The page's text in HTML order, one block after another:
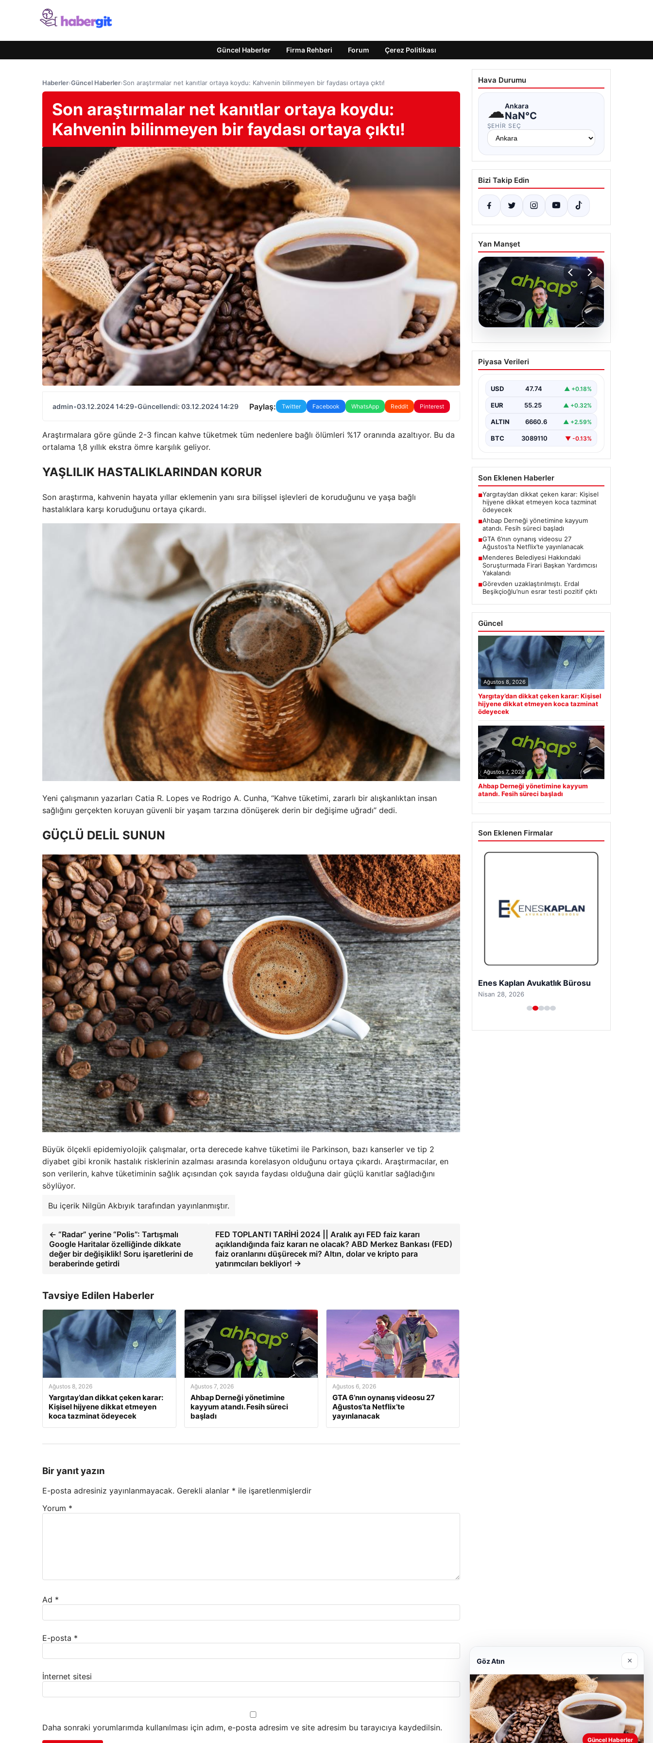
Güncel Haberler Firma Rehberi Forum Çerez Politikası
Haberler›Güncel Haberler›Son araştırmalar net kanıtlar ortaya koydu: Kahvenin bilinmeyen bir faydası ortaya çıktı!
Son araştırmalar net kanıtlar ortaya koydu:
Kahvenin bilinmeyen bir faydası ortaya çıktı!
admin•03.12.2024 14:29•Güncellendi: 03.12.2024 14:29 Paylaş: Twitter Facebook WhatsApp Reddit Pinterest
Araştırmalara göre günde 2-3 fincan kahve tüketmek tüm nedenlere bağlı ölümleri %17 oranında azaltıyor. Bu da
ortalama 1,8 yıllık ekstra ömre karşılık geliyor.
YAŞLILIK HASTALIKLARINDAN KORUR
Son araştırma, kahvenin hayata yıllar eklemenin yanı sıra bilişsel işlevleri de koruduğunu ve yaşa bağlı
hastalıklara karşı koruduğunu ortaya çıkardı.
Yeni çalışmanın yazarları Catia R. Lopes ve Rodrigo A. Cunha, “Kahve tüketimi, zararlı bir alışkanlıktan insan
sağlığını gerçekten koruyan güvenli bir yaşam tarzına dönüşerek derin bir değişime uğradı” dedi.
GÜÇLÜ DELİL SUNUN
Büyük ölçekli epidemiyolojik çalışmalar, orta derecede kahve tüketimi ile Parkinson, bazı kanserler ve tip 2
diyabet gibi kronik hastalık risklerinin azalması arasında korelasyon olduğunu ortaya çıkardı. Araştırmacılar, en
son verilerin, kahve tüketiminin sağlık açısından çok sayıda faydası olduğuna dair güçlü kanıtlar sağladığını
söylüyor.
Bu içerik Nilgün Akbıyık tarafından yayınlanmıştır.
← “Radar” yerine “Polis”: Tartışmalı
Google Haritalar özelliğinde dikkate
değer bir değişiklik! Soru işaretlerini de
beraberinde getirdi
FED TOPLANTI TARİHİ 2024 || Aralık ayı FED faiz kararı
açıklandığında faiz kararı ne olacak? ABD Merkez Bankası (FED)
faiz oranlarını düşürecek mi? Altın, dolar ve kripto para
yatırımcıları bekliyor! →
Tavsiye Edilen Haberler
Ağustos 8, 2026
Yargıtay’dan dikkat çeken karar:
Kişisel hijyene dikkat etmeyen
koca tazminat ödeyecek
Ağustos 7, 2026
Ahbap Derneği yönetimine
kayyum atandı. Fesih süreci
başladı
Ağustos 6, 2026
GTA 6’nın oynanış videosu 27
Ağustos’ta Netflix’te
yayınlanacak
Bir yanıt yazın
E-posta adresiniz yayınlanmayacak. Gerekli alanlar * ile işaretlenmişlerdir
Yorum *
Ad *
E-posta *
İnternet sitesi
Daha sonraki yorumlarımda kullanılması için adım, e-posta adresim ve site adresim bu tarayıcıya kaydedilsin.
Hava Durumu
☁Ankara
NaN°C
ŞEHIR SEÇ
Bizi Takip Edin
Yan Manşet
07.08.2026
Ahbap Derneği
yönetimine kayyum
başladı
Piyasa Verileri
USD 47.74 ▲ +0.18%
EUR 55.25 ▲ +0.32%
ALTIN 6660.6 ▲ +2.59%
BTC 3089110 ▼ -0.13%
Son Eklenen Haberler
■Yargıtay’dan dikkat çeken karar: Kişisel
hijyene dikkat etmeyen koca tazminat
ödeyecek
■Ahbap Derneği yönetimine kayyum
atandı. Fesih süreci başladı
■GTA 6’nın oynanış videosu 27
Ağustos’ta Netflix’te yayınlanacak
■Menderes Belediyesi Hakkındaki
Soruşturmada Firari Başkan Yardımcısı
Yakalandı
■Görevden uzaklaştırılmıştı. Erdal
Beşikçioğlu’nun esrar testi pozitif çıktı
Güncel
Ağustos 8, 2026
Yargıtay’dan dikkat çeken karar: Kişisel
hijyene dikkat etmeyen koca tazminat
ödeyecek
Ağustos 7, 2026
Ahbap Derneği yönetimine kayyum
atandı. Fesih süreci başladı
Son Eklenen Firmalar
Enes Kaplan Avukatlık Bürosu
Nisan 28, 2026
Göz Atın ×
Güncel Haberler